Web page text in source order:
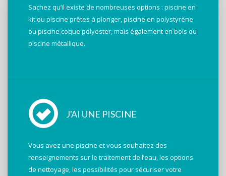
Sachez qu’il existe de nombreuses options : piscine en
kit ou piscine prêtes à plonger, piscine en polystyrène
ou piscine coque polyester, mais également en bois ou
piscine métallique.
J'AI UNE PISCINE
Vous avez une piscine et vous souhaitez des
renseignements sur le traitement de l’eau, les options
de nettoyage, les possibilités pour sécuriser votre